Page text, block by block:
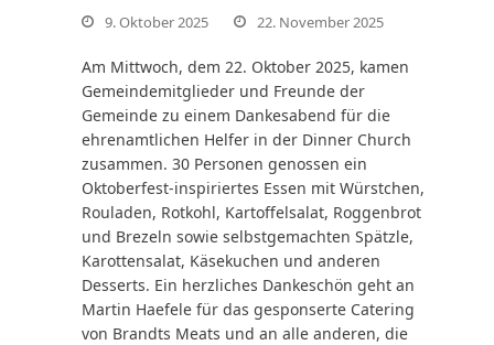
9. Oktober 2025 22. November 2025
Am Mittwoch, dem 22. Oktober 2025, kamen
Gemeindemitglieder und Freunde der
Gemeinde zu einem Dankesabend für die
ehrenamtlichen Helfer in der Dinner Church
zusammen. 30 Personen genossen ein
Oktoberfest-inspiriertes Essen mit Würstchen,
Rouladen, Rotkohl, Kartoffelsalat, Roggenbrot
und Brezeln sowie selbstgemachten Spätzle,
Karottensalat, Käsekuchen und anderen
Desserts. Ein herzliches Dankeschön geht an
Martin Haefele für das gesponserte Catering
von Brandts Meats und an alle anderen, die